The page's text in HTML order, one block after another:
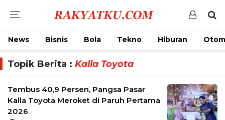
News Bisnis Bola Tekno Hiburan
Topik Berita : Kalla Toyota
Tembus 40,9 Persen, Pangsa Pasar
Kalla Toyota Meroket di Paruh Pertama
2026